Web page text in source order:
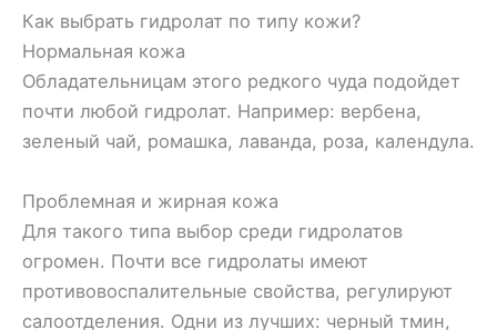
Как выбрать гидролат по типу кожи?
Нормальная кожа
Обладательницам этого редкого чуда подойдет
почти любой гидролат. Например: вербена,
зеленый чай, ромашка, лаванда, роза, календула.
Проблемная и жирная кожа
Для такого типа выбор среди гидролатов
огромен. Почти все гидролаты имеют
противовоспалительные свойства, регулируют
салоотделения. Одни из лучших: черный тмин,